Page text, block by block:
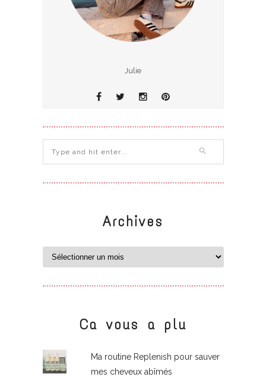
Julie
Archives
Ca vous a plu
Ma routine Replenish pour sauver
mes cheveux abîmés